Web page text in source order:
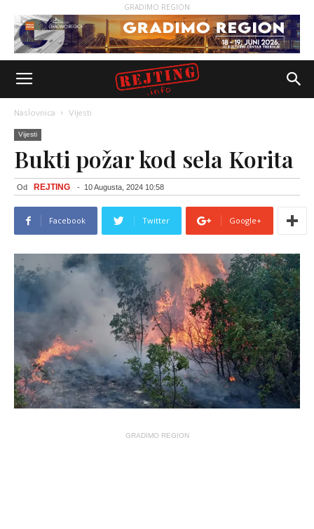
GRADIMO REGION
Naslovnica Vijesti
Vijesti
Bukti požar kod sela Korita
Od REJTING - 10 Augusta, 2024 10:58
Facebook Twitter Google+
GRADIMO REGION